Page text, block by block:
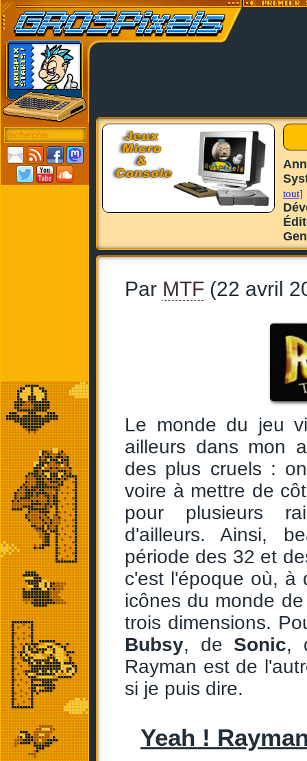
tout]
Par MTF (22 avril
Le monde du jeu
ailleurs dans mon
des plus cruels :
voire à mettre de
pour plusieurs
d'ailleurs. Ainsi,
période des 32 et
c'est l'époque où, à
icônes du monde
trois dimensions.
Bubsy, de Sonic,
Rayman est de
si je puis dire.
Yeah !